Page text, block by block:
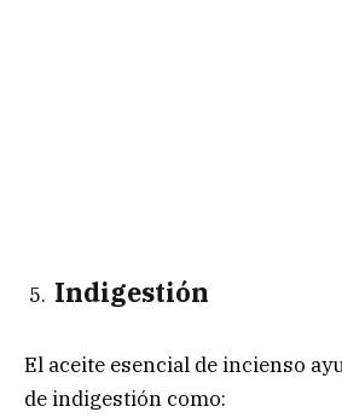
Indigestión
El aceite esencial de incienso
de indigestión como: